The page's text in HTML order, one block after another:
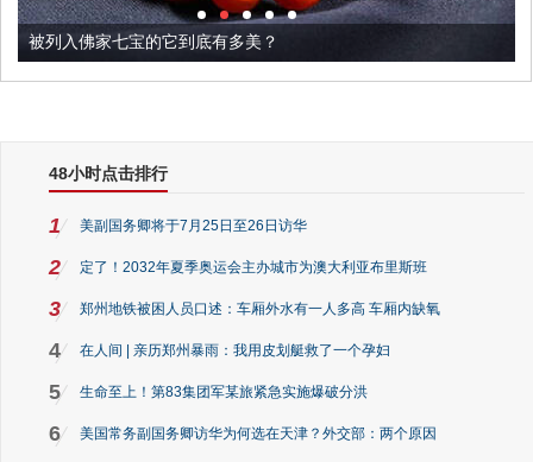
被列入佛家七宝的它到底有多美？
48小时点击排行
1 美副国务卿将于7月25日至26日访华
2 定了！2032年夏季奥运会主办城市为澳大利亚布里斯班
3 郑州地铁被困人员口述：车厢外水有一人多高 车厢内缺氧
4 在人间 | 亲历郑州暴雨：我用皮划艇救了一个孕妇
5 生命至上！第83集团军某旅紧急实施爆破分洪
6 美国常务副国务卿访华为何选在天津？外交部：两个原因